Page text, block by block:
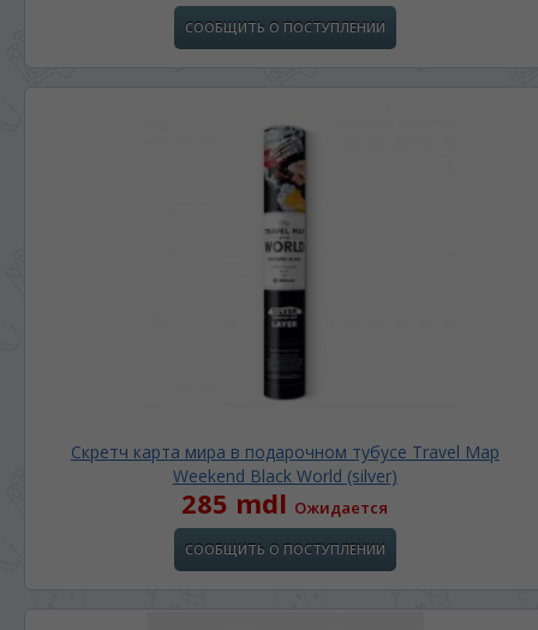
СООБЩИТЬ О ПОСТУПЛЕНИИ
Скретч карта мира в подарочном тубусе Travel Map
Weekend Black World (silver)
285 mdl Ожидается
СООБЩИТЬ О ПОСТУПЛЕНИИ